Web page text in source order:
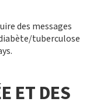
des messages
tuberculose
ET DES